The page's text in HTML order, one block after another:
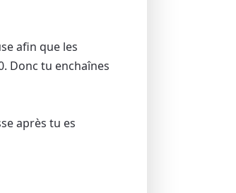
afin que les
Donc tu enchaînes
après tu es